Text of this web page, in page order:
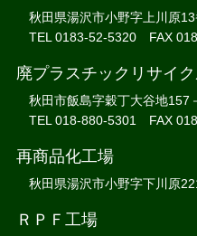
秋田県湯沢市小野字上川原13
TEL 0183-52-5320 FAX
廃プラスチックリサイ
秋田市飯島字穀丁大谷地157
TEL 018-880-5301 FAX
再商品化工場
秋田県湯沢市小野字下川原
ＲＰＦ工場